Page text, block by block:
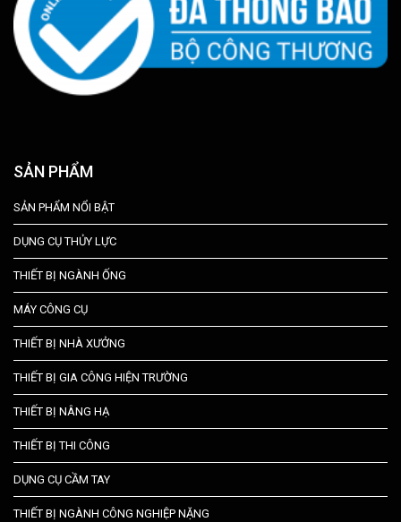
SẢN PHẨM
SẢN PHẨM NỔI BẬT
DỤNG CỤ THỦY LỰC
THIẾT BỊ NGÀNH ỐNG
MÁY CÔNG CỤ
THIẾT BỊ NHÀ XƯỞNG
THIẾT BỊ GIA CÔNG HIỆN TRƯỜNG
THIẾT BỊ NÂNG HẠ
THIẾT BỊ THI CÔNG
DỤNG CỤ CẦM TAY
THIẾT BỊ NGÀNH CÔNG NGHIỆP NẶNG